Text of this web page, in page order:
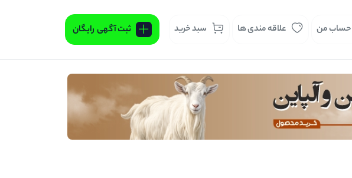
حساب من علاقه مندی ها سبد خرید ثبت آگهی رایگان